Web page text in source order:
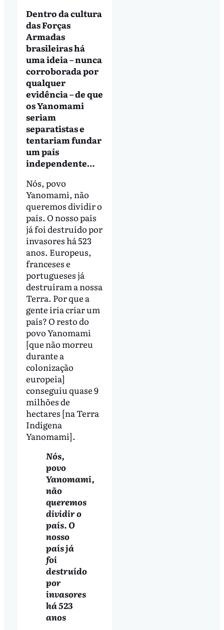
Dentro da cultura
das Forças
Armadas
brasileiras há
uma ideia – nunca
corroborada por
qualquer
evidência – de que
os Yanomami
seriam
separatistas e
tentariam fundar
um país
independente…
Nós, povo
Yanomami, não
queremos dividir o
país. O nosso país
já foi destruído por
invasores há 523
anos. Europeus,
franceses e
portugueses já
destruíram a nossa
Terra. Por que a
gente iria criar um
país? O resto do
povo Yanomami
[que não morreu
durante a
colonização
europeia]
conseguiu quase 9
milhões de
hectares [na Terra
Indígena
Yanomami].
Nós,
povo
Yanomami,
não
queremos
dividir o
país. O
nosso
país já
foi
destruído
por
invasores
há 523
anos